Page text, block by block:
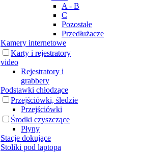
A - B
C
Pozostałe
Przedłużacze
Kamery internetowe
Karty i rejestratory
video
Rejestratory i
grabbery
Podstawki chłodzące
Przejściówki, śledzie
Przejściówki
Środki czyszczące
Płyny
Stacje dokujące
Stoliki pod laptopa